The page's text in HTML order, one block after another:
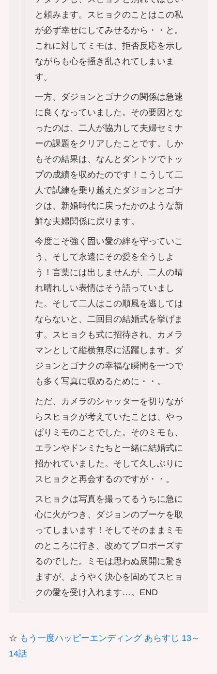
と頼みます。スヒョクのことはこの私
が必ず幸せにしてみせるから・・と。
これに対してミモは、拒否反応を示し
ながらも心を掻き乱されてしまいま
す。
一方、ダジョンとゴナクの関係は急速
に良くなっていました。その要因とな
ったのは、二人が協力して夫婦セミナ
ーの課題をクリアしたことです。しか
もその結果は、なんとダントツでトッ
プの成績を収めたのです！こうして二
人で試練を乗り越えたダジョンとゴナ
クは、新婚時代に戻ったかのような新
鮮な夫婦関係に戻ります。
今度こそ強く固い愛の絆を守っていこ
う、そして永遠にその愛を全うしよ
う！言葉には出しませんが、二人の晴
れ晴れしい表情はそう語っていまし
た。そして二人はこの順風を逃しては
ならないと、二回目の結婚式を挙げま
す。スヒョクも式に招待され、カメラ
マンとして縦横無尽に活躍します。ダ
ジョンとゴナクの幸福な瞬間を一つで
も多く写真に収めるために・・。
ただ、カメラのシャッターを切りなが
らスヒョクが考えていたことは、やっ
ぱりミモのことでした。そのミモも、
エランやドンミたちと一緒に結婚式に
招かれていました。そして久しぶりに
スヒョクと再会するのですが・・。
スヒョクは写真を撮ってるうちに急に
心に火がつき、ダジョンのブーケを取
ってしまいます！そしてそのままミモ
のところに行き、改めてプロポーズす
るのでした。ミモは思わぬ展開に驚き
ますが、ようやく決心を固めてスヒョ
クの愛を受け入れます…。END
☆ もう一度ハッピーエンディング あらすじ 13～
14話